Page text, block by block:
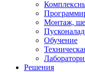
Монтаж,
Обучение
Решения